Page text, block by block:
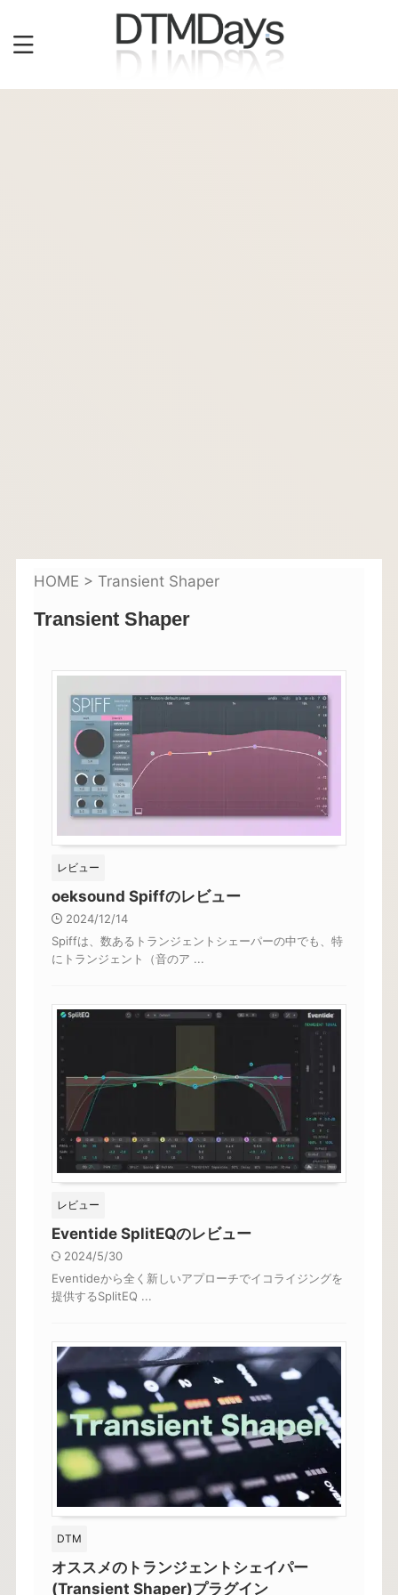
HOME > Transient Shaper
Transient Shaper
レビュー
oeksound Spiffのレビュー
2024/12/14
Spiffは、数あるトランジェントシェーパーの中でも、特
にトランジェント（音のア ...
レビュー
Eventide SplitEQのレビュー
2024/5/30
Eventideから全く新しいアプローチでイコライジングを
提供するSplitEQ ...
DTM
オススメのトランジェントシェイパー
(Transient Shaper)プラグイン